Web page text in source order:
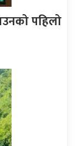
पहिलो